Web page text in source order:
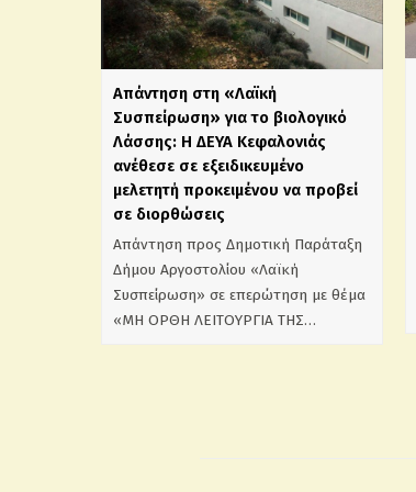
Απάντηση στη «Λαϊκή
Συσπείρωση» για το βιολογικό
Λάσσης: Η ΔΕΥΑ Κεφαλονιάς
ανέθεσε σε εξειδικευμένο
μελετητή προκειμένου να προβεί
σε διορθώσεις
Απάντηση προς Δημοτική Παράταξη
Δήμου Αργοστολίου «Λαϊκή
Συσπείρωση» σε επερώτηση με θέμα
«ΜΗ ΟΡΘΗ ΛΕΙΤΟΥΡΓΙΑ ΤΗΣ…